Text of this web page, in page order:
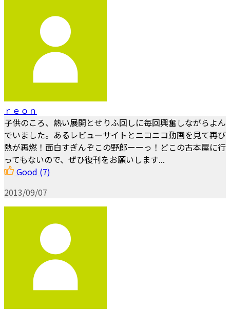
ｒｅｏｎ
子供のころ、熱い展開とせりふ回しに毎回興奮しながらよん
でいました。あるレビューサイトとニコニコ動画を見て再び
熱が再燃！面白すぎんぞこの野郎ーーっ！どこの古本屋に行
ってもないので、ぜひ復刊をお願いします...
Good (7)
2013/09/07